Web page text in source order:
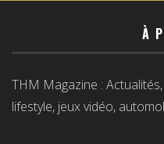
À
THM Magazine :
lifestyle, jeux vidéo,